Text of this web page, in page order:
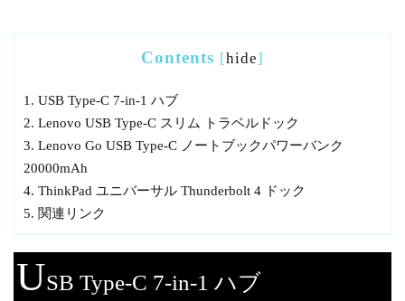
Contents [hide]
1. USB Type-C 7-in-1 ハブ
2. Lenovo USB Type-C スリム トラベルドック
3. Lenovo Go USB Type-C ノートブックパワーバンク
20000mAh
4. ThinkPad ユニバーサル Thunderbolt 4 ドック
5. 関連リンク
USB Type-C 7-in-1 ハブ